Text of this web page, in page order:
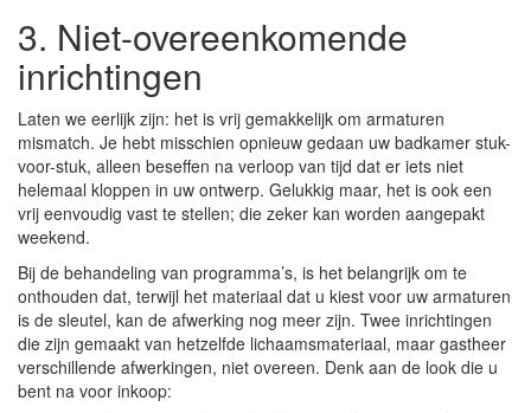
3. Niet-overeenkomende
inrichtingen
Laten we eerlijk zijn: het is vrij gemakkelijk om armaturen
mismatch. Je hebt misschien opnieuw gedaan uw badkamer stuk-
voor-stuk, alleen beseffen na verloop van tijd dat er iets niet
helemaal kloppen in uw ontwerp. Gelukkig maar, het is ook een
vrij eenvoudig vast te stellen; die zeker kan worden aangepakt
weekend.
Bij de behandeling van programma’s, is het belangrijk om te
onthouden dat, terwijl het materiaal dat u kiest voor uw armaturen
is de sleutel, kan de afwerking nog meer zijn. Twee inrichtingen
die zijn gemaakt van hetzelfde lichaamsmateriaal, maar gastheer
verschillende afwerkingen, niet overeen. Denk aan de look die u
bent na voor inkoop: